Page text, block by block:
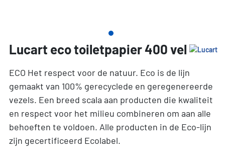
Lucart eco toiletpapier 400 vel
ECO Het respect voor de natuur. Eco is de lijn
gemaakt van 100% gerecyclede en geregenereerde
vezels. Een breed scala aan producten die kwaliteit
en respect voor het milieu combineren om aan alle
behoeften te voldoen. Alle producten in de Eco-lijn
zijn gecertificeerd Ecolabel.